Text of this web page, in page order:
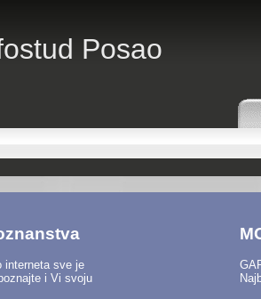
Posao
interneta sve je
i Vi svoju